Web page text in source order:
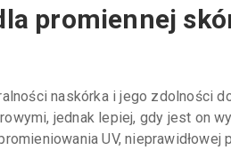
promiennej
naskórka i jego zdolności
jednak lepiej, gdy jest on
UV, nieprawidłowej